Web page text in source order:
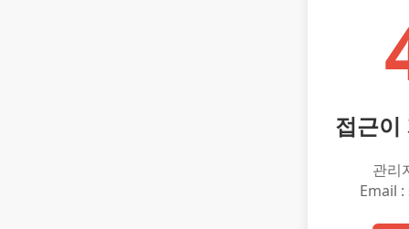
접근이
관리
Email